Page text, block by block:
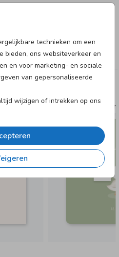
technieken om een
bieden, ons websiteverkeer en
en voor marketing- en sociale
van gepersonaliseerde
wijzigen of intrekken op ons
ook leuk